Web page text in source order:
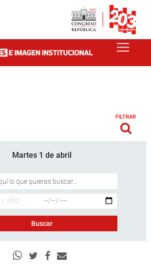
FILTRAR
Martes 1 de abril